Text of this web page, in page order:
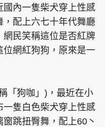
內一隻柴犬穿上性感
配上六七十年代舞廳
民笑稱這位是否紅牌
位網紅狗狗，原來是一
「狗咖」)，最近在小
隻白色柴犬穿上性感
跳扭臀舞，配上60丶